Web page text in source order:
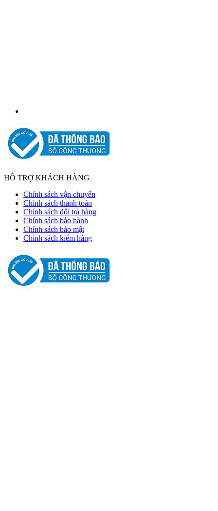
HỖ TRỢ KHÁCH HÀNG
Chính sách vận chuyển
Chính sách thanh toán
Chính sách đổi trả hàng
Chính sách bảo hành
Chính sách bảo mật
Chính sách kiểm hàng